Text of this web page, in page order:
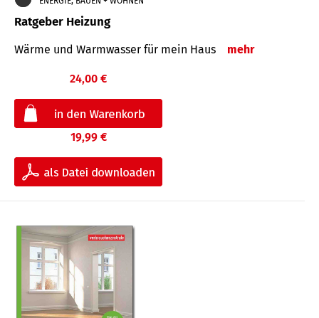
Ratgeber Heizung
Wärme und Warmwasser für mein Haus mehr
24,00 €
19,99 €